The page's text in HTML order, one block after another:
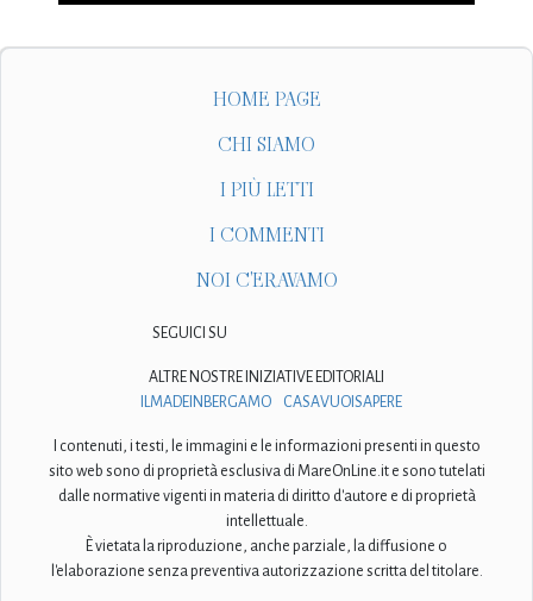
HOME PAGE
CHI SIAMO
I PIÙ LETTI
I COMMENTI
NOI C'ERAVAMO
SEGUICI SU
ALTRE NOSTRE INIZIATIVE EDITORIALI
ILMADEINBERGAMO
CASAVUOISAPERE
I contenuti, i testi, le immagini e le informazioni presenti in questo
sito web sono di proprietà esclusiva di MareOnLine.it e sono tutelati
dalle normative vigenti in materia di diritto d'autore e di proprietà
intellettuale.
È vietata la riproduzione, anche parziale, la diffusione o
l'elaborazione senza preventiva autorizzazione scritta del titolare.